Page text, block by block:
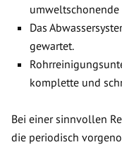
Das
gewartet.
komplette und
Bei einer sinnvollen
die periodisch